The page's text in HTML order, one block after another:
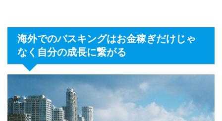
海外でのバスキングはお金稼ぎだけじゃ
なく自分の成長に繋がる